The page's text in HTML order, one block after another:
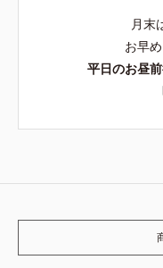
月末
お早
平日のお昼